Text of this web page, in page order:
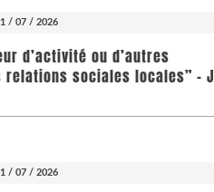
/ 07 / 2026
d’activité ou d’autres
sociales locales” -
/ 07 / 2026